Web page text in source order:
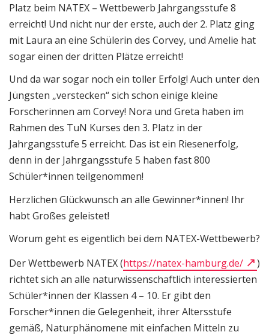
Platz beim NATEX – Wettbewerb Jahrgangsstufe 8
erreicht! Und nicht nur der erste, auch der 2. Platz ging
mit Laura an eine Schülerin des Corvey, und Amelie hat
sogar einen der dritten Plätze erreicht!
Und da war sogar noch ein toller Erfolg! Auch unter den
Jüngsten „verstecken“ sich schon einige kleine
Forscherinnen am Corvey! Nora und Greta haben im
Rahmen des TuN Kurses den 3. Platz in der
Jahrgangsstufe 5 erreicht. Das ist ein Riesenerfolg,
denn in der Jahrgangsstufe 5 haben fast 800
Schüler*innen teilgenommen!
Herzlichen Glückwunsch an alle Gewinner*innen! Ihr
habt Großes geleistet!
Worum geht es eigentlich bei dem NATEX-Wettbewerb?
Der Wettbewerb NATEX (https://natex-hamburg.de/
)
richtet sich an alle naturwissenschaftlich interessierten
Schüler*innen der Klassen 4 – 10. Er gibt den
Forscher*innen die Gelegenheit, ihrer Altersstufe
gemäß, Naturphänomene mit einfachen Mitteln zu